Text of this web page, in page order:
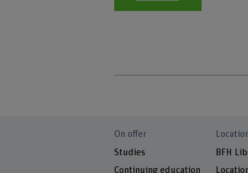
On offer
Studies
Continuing education
BFH